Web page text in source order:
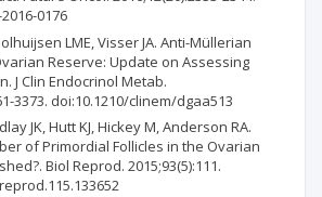
0176
LME, Visser JA. Anti-Müllerian
Reserve: Update on Assessing
J Clin Endocrinol Metab.
3373. doi:10.1210/clinem/dgaa513
JK, Hutt KJ, Hickey M, Anderson RA.
of Primordial Follicles in the Ovarian
Biol Reprod. 2015;93(5):111.